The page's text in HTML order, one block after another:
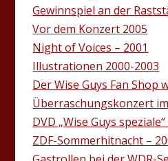
Gewinnspiel an der
Vor dem Konzert 2005
Night of Voices – 2001
Illustrationen 2000-2003
Der Wise Guys Fan Shop
Überraschungskonzert
DVD „Wise Guys
ZDF-Sommerhitnacht –